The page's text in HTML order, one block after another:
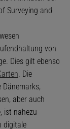
Surveying and
von
Dies gilt ebenso
. Die
aber auch
ist nahezu
digitale